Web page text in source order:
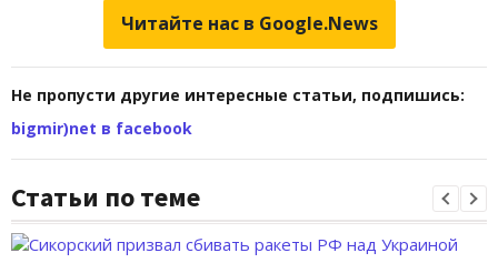
Читайте нас в Google.News
Не пропусти другие интересные статьи, подпишись:
bigmir)net в facebook
Статьи по теме